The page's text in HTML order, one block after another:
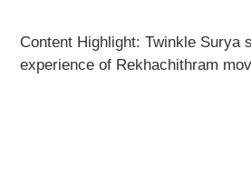
Content Highlight: Twinkle Surya
experience of Rekhachithram